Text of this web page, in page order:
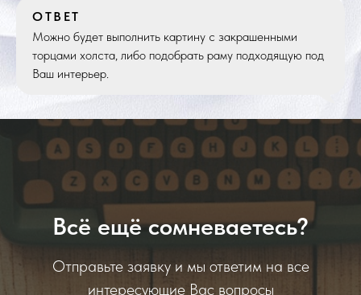
ОТВЕТ
Можно будет выполнить картину с закрашенными
торцами холста, либо подобрать раму подходящую под
Ваш интерьер.
Всё ещё сомневаетесь?
Отправьте заявку и мы ответим на все
интересующие Вас вопросы